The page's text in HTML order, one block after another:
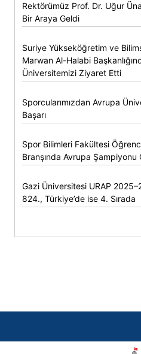
Rektörümüz Prof. Dr. Uğur
Bir Araya Geldi
Suriye Yükseköğretim ve
Marwan Al-Halabi
Üniversitemizi Ziyaret Etti
Sporcularımızdan Avrupa
Başarı
Spor Bilimleri Fakültesi
Branşında Avrupa Şampiyonu
Gazi Üniversitesi URAP
824., Türkiye’de ise 4. Sırada